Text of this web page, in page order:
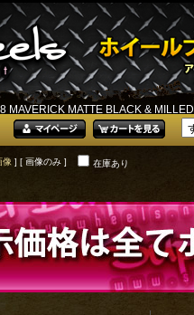
MAVERICK MATTE BLACK & MILLED
像 ] [ 画像のみ ] 在庫あり